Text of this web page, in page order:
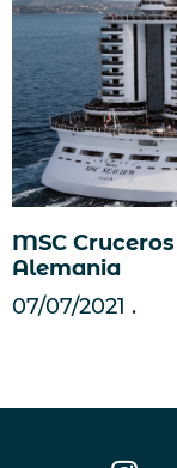
MSC
Alemania
07/07/2021